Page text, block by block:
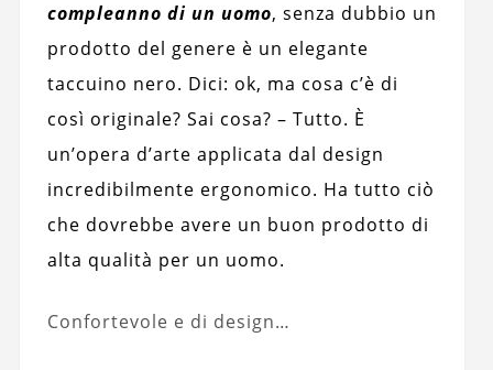
compleanno di un uomo, senza dubbio un
prodotto del genere è un elegante
taccuino nero. Dici: ok, ma cosa c’è di
così originale? Sai cosa? – Tutto. È
un’opera d’arte applicata dal design
incredibilmente ergonomico. Ha tutto ciò
che dovrebbe avere un buon prodotto di
alta qualità per un uomo.
Confortevole e di design…